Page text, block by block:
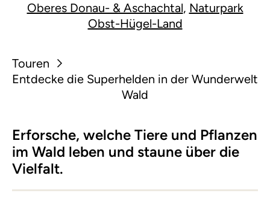
Oberes Donau- & Aschachtal, Naturpark
Obst-Hügel-Land
Touren
Entdecke die Superhelden in der Wunderwelt
Wald
Erforsche, welche Tiere und Pflanzen
im Wald leben und staune über die
Vielfalt.